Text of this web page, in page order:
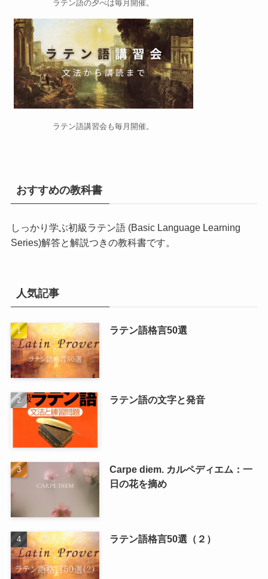
ラテン語の夕べは毎月開催。
ラテン語講習会 も毎月開催。
おすすめの教科書
しっかり学ぶ初級ラテン語 (Basic Language Learning
Series)解答と解説つきの教科書です。
人気記事
ラテン語格言50選
ラテン語の文字と発音
Carpe diem. カルペディエム：一
日の花を摘め
ラテン語格言50選（２）